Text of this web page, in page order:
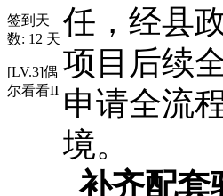
签到天
数: 12 天
[LV.3]偶
尔看看II
任，经县
项目后续
申请全流
境。
补齐配套